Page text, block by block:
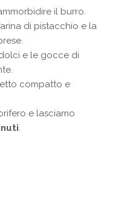
il burro.
di pistacchio e la
e le gocce di
compatto e
e lasciamo
.